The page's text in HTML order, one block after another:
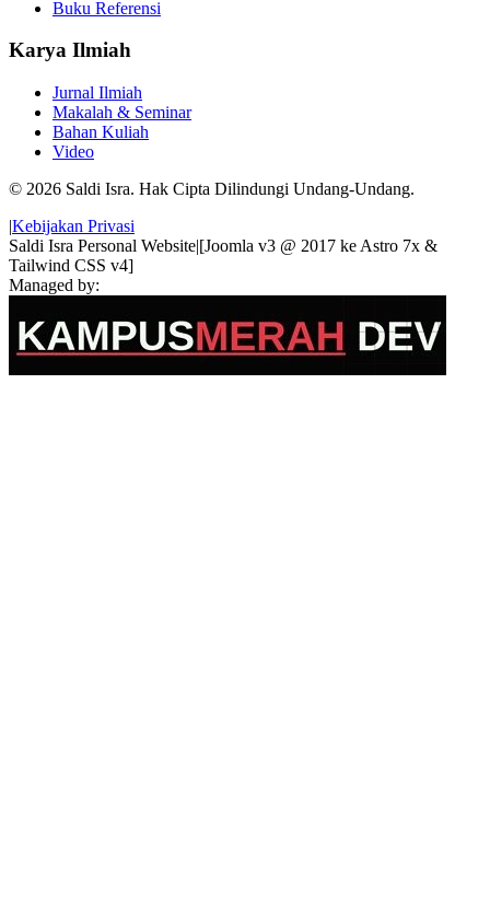
Buku Referensi
Karya Ilmiah
Jurnal Ilmiah
Makalah & Seminar
Bahan Kuliah
Video
© 2026 Saldi Isra. Hak Cipta Dilindungi Undang-Undang.
|Kebijakan Privasi
Saldi Isra Personal Website|[Joomla v3 @ 2017 ke Astro 7x &
Tailwind CSS v4]
Managed by: